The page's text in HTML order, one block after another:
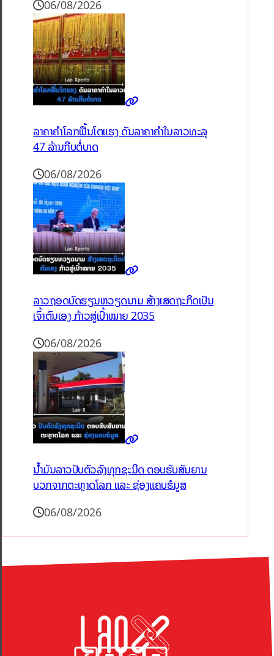
06/08/2026
ລາຄາຄຳໂລກຟື້ນໂຕແຮງ ດັນລາຄາຄຳໃນລາວທະລຸ
47 ລ້ານກີບຕໍ່ບາດ
06/08/2026
ລາວຖອດບົດຮຽນຫວຽດນາມ ສ້າງເສດຖະກິດເປັນ
ເຈົ້າຕົນເອງ ກ້າວສູ່ເປົ້າໝາຍ 2035
06/08/2026
ນໍ້າມັນລາວປັບຕົວລົງທຸກຊະນິດ ຕອບຮັບສັນຍານ
ບວກຈາກຕະຫຼາດໂລກ ແລະ ຊ່ອງແຄບຮໍມູສ
06/08/2026